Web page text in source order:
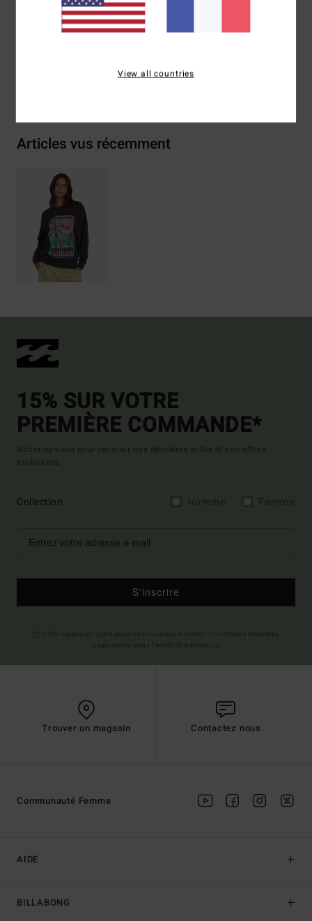
polyester
Traçabilité du produit (Loi Agec)
Articles vus récemment
15% SUR VOTRE
PREMIÈRE COMMANDE*
Abonnez-vous pour recevoir nos dernières actus et nos offres
exclusives.
Collection
S'inscrire
Trouver un magasin Contactez nous
AIDE
BILLABONG
Communauté Femme
View all countries